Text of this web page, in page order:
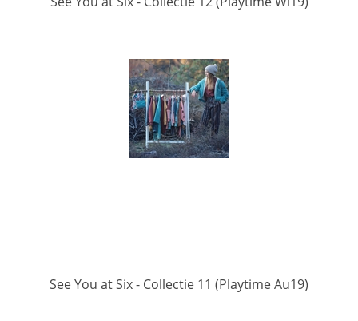
See You at Six - Collectie 11 (Playtime Au19)